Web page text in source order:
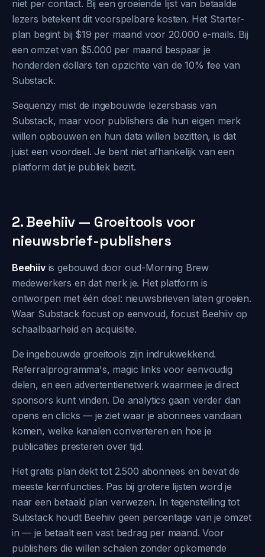
niet per contact. Bij een groeiende lijst van betaalde
lezers betekent dit voorspelbare kosten. Het Starter-
plan begint bij $19 per maand voor 20.000 e-mails. Bij
een omzet van $5.000 per maand bespaar je
honderden dollars ten opzichte van de 10% fee van
Substack.
Sequenzy mist de ingebouwde lezersbasis van
Substack, maar voor publishers die hun eigen merk
willen opbouwen en hun data willen bezitten, is dat
juist een voordeel. Je bent niet afhankelijk van een
platform dat je publiek bezit.
2. Beehiiv — Groeitools voor
nieuwsbrief-publishers
Beehiivis gebouwd door oud-Morning Brew
medewerkers en dat merk je. Het platform is
ontworpen met één doel: nieuwsbrieven laten groeien.
Waar Substack focust op eenvoud, focust Beehiiv op
schaalbaarheid en acquisitie.
De ingebouwde groeitools zijn indrukwekkend.
Referralprogramma's, magic links voor eenvoudig
delen, en een advertentienetwerk waarmee je direct
sponsors kunt vinden. De analytics gaan verder dan
opens en clicks — je ziet waar je abonnees vandaan
komen, welke kanalen converteren en hoe je
publicaties presteren over tijd.
Het gratis plan dekt tot 2.500 abonnees en bevat de
meeste kernfuncties. Pas bij grotere lijsten word je
naar een betaald plan verwezen. In tegenstelling tot
Substack houdt Beehiiv geen percentage van je omzet
in — je betaalt een vast bedrag per maand. Voor
publishers die willen schalen zonder opkomende